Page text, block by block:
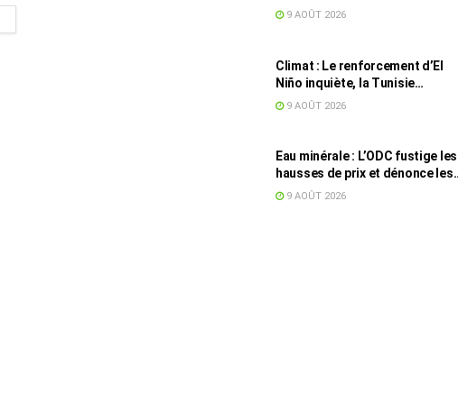
832 bouteilles saisies à Nabeul
9 AOÛT 2026
Climat : Le renforcement d’El
Niño inquiète, la Tunisie
concernée
9 AOÛT 2026
Eau minérale : L’ODC fustige les
hausses de prix et dénonce les
profiteurs de la pénurie
9 AOÛT 2026